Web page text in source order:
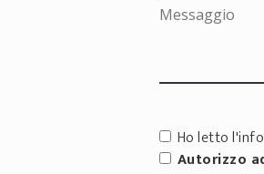
Ho letto
Autorizzo